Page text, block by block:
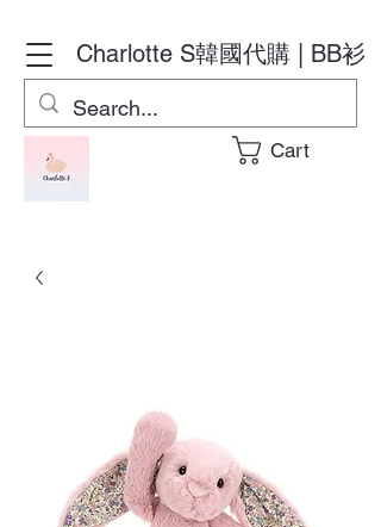
Charlotte S韓國代購 | BB衫
Cart